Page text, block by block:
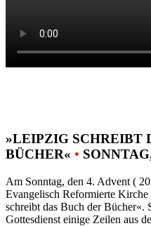
»LEIPZIG SCHREIBT
BÜCHER« •
Am Sonntag, den 4. Advent (
Evangelisch Reformierte
schreibt das Buch der Bücher«.
Gottesdienst einige Zeilen aus